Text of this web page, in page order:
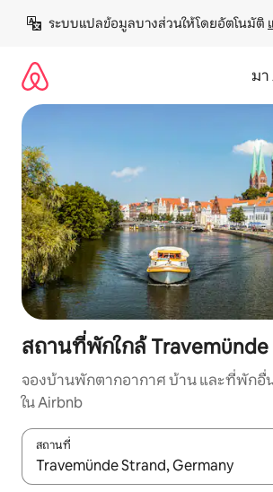
เนื้อหา
ระบบแปลข้อมูลบางส่วนให้โดยอัตโนมัติ
ม
สถานที่พักใกล้ Travemünde
จองบ้านพักตากอากาศ บ้าน และที่พักอื่
ใน Airbnb
สถานที่
ใช้ลูกศรขึ้นลง หรือใช้การสัมผัสหรือปัด เพื่อ